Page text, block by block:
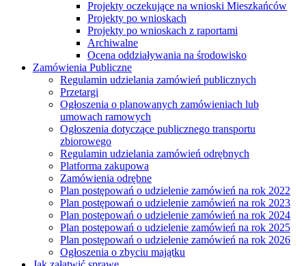
Projekty oczekujące na wnioski Mieszkańców
Projekty po wnioskach
Projekty po wnioskach z raportami
Archiwalne
Ocena oddziaływania na środowisko
Zamówienia Publiczne
Regulamin udzielania zamówień publicznych
Przetargi
Ogłoszenia o planowanych zamówieniach lub
umowach ramowych
Ogłoszenia dotyczące publicznego transportu
zbiorowego
Regulamin udzielania zamówień odrębnych
Platforma zakupowa
Zamówienia odrębne
Plan postępowań o udzielenie zamówień na rok 2022
Plan postępowań o udzielenie zamówień na rok 2023
Plan postępowań o udzielenie zamówień na rok 2024
Plan postępowań o udzielenie zamówień na rok 2025
Plan postępowań o udzielenie zamówień na rok 2026
Ogłoszenia o zbyciu majątku